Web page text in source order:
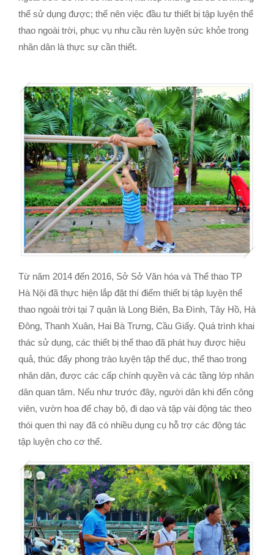
thể sử dụng được; thế nên việc đầu tư thiết bị tập luyện thể
thao ngoài trời, phục vụ nhu cầu rèn luyện sức khỏe trong
nhân dân là thực sự cần thiết.
Từ năm 2014 đến 2016, Sở Sở Văn hóa và Thể thao TP
Hà Nội đã thực hiện lắp đặt thí điểm thiết bị tập luyện thể
thao ngoài trời tại 7 quận là Long Biên, Ba Đình, Tây Hồ, Hà
Đông, Thanh Xuân, Hai Bà Trưng, Cầu Giấy. Quá trình khai
thác sử dụng, các thiết bị thể thao đã phát huy được hiệu
quả, thúc đẩy phong trào luyện tập thể dục, thể thao trong
nhân dân, được các cấp chính quyền và các tầng lớp nhân
dân quan tâm. Nếu như trước đây, người dân khi đến công
viên, vườn hoa để chạy bộ, đi dạo và tập vài động tác theo
thói quen thì nay đã có nhiều dụng cụ hỗ trợ các động tác
tập luyện cho cơ thể.